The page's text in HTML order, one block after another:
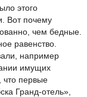
этого
Вот почему
чем бедные.
равенство.
например
имущих
что первые
Гранд-отель»,